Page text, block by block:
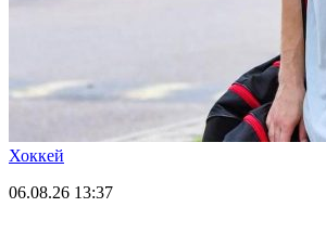
Хоккей
06.08.26 13:37